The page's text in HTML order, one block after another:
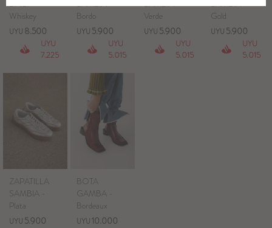
DAILY -
Whiskey
UYU 8.500
UYU
7.225
SAMBIA -
Bordo
UYU 5.900
UYU
5.015
SAMBIA -
Verde
UYU 5.900
UYU
5.015
SAMBIA -
Gold
UYU 5.900
UYU
5.015
ZAPATILLA
SAMBIA -
Plata
UYU 5.900
BOTA
GAMBA -
Bordeaux
UYU10.000